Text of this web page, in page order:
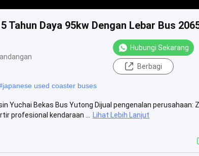
Tahun Daya 95kw Dengan Lebar Bus
Hubungi Sekarang
Berbagi
japanese used coaster buses
Yuchai Bekas Bus Yutong Dijual pengenalan perusahaan:
profesional kendaraan ...
Lihat Lebih Lanjut